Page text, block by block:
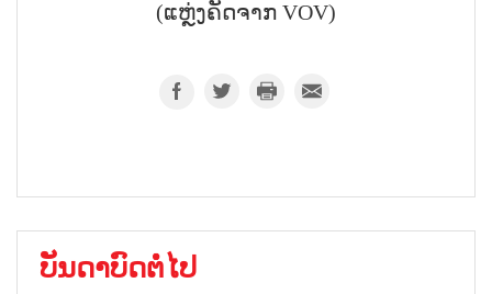
(ແຫຼ່ງຄັດຈາກ VOV)
ບັນດາບົດຕໍ່ໄປ